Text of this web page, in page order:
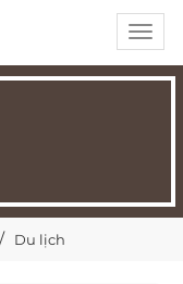
Du lịch